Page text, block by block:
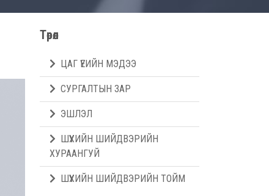
Төрөл
ЦАГ ҮЕИЙН МЭДЭЭ
СУРГАЛТЫН ЗАР
ЭШЛЭЛ
ШҮҮХИЙН ШИЙДВЭРИЙН
ХУРААНГУЙ
ШҮҮХИЙН ШИЙДВЭРИЙН ТОЙМ